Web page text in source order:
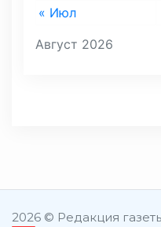
Август 2026
« Июл
2026 © Редакция